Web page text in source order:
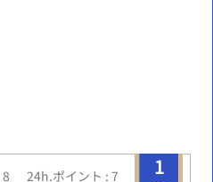
1
24h.ポイント : 7